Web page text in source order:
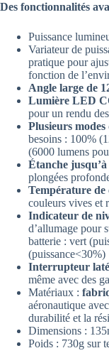
Des fonctionnalités
Puissance
Variateur de
pratique pour
fonction de
Angle large de
Lumière LED
pour un rendu
Plusieurs modes
besoins : 100%
(6000 lumens
Étanche
plongées
Température de
couleurs vives et
Indicateur de
d’allumage pour
batterie : vert
(puissance<30%)
Interrupteur
même avec des
Matériaux :
aéronautique
durabilité et la
Dimensions :
Poids : 730g sur